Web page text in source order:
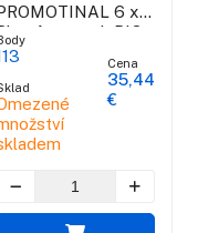
6 x
Amaranth BIO
Cena
35,44
€